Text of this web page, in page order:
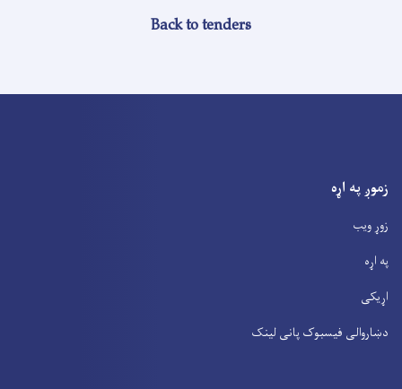
Back to tenders
زموږ په اړه
زوړ ویب
په اړه
اړیکی
دښاروالی فیسبوک پانی لینک